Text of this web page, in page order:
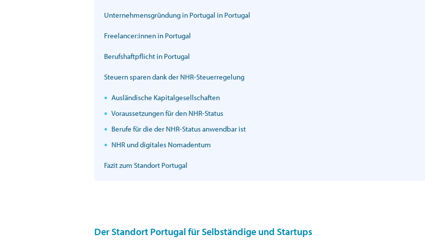
Unternehmensgründung in Portugal in Portugal
Freelancer:innen in Portugal
Berufshaftpflicht in Portugal
Steuern sparen dank der NHR-Steuerregelung
Ausländische Kapitalgesellschaften
Voraussetzungen für den NHR-Status
Berufe für die der NHR-Status anwendbar ist
NHR und digitales Nomadentum
Fazit zum Standort Portugal
Der Standort Portugal für Selbständige und Startups